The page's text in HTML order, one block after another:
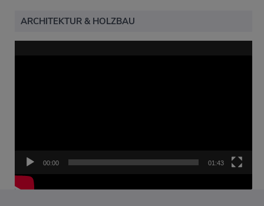
ARCHITEKTUR & HOLZBAU
00:00 01:43